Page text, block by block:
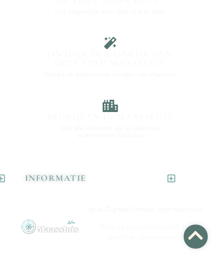
INFORMATIE
Waar wij u rondleiden door het